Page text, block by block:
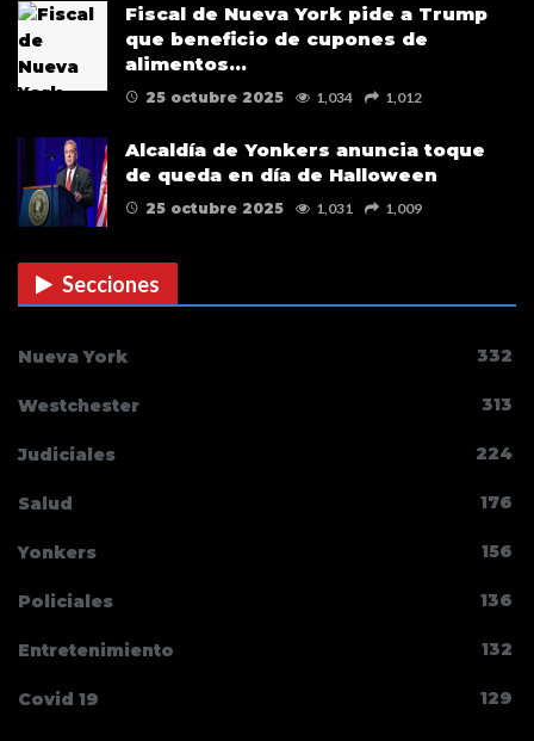
Fiscal de Nueva York pide a Trump
que beneficio de cupones de
alimentos…
25 octubre 2025 1,034 1,012
Alcaldía de Yonkers anuncia toque
de queda en día de Halloween
25 octubre 2025 1,031 1,009
Secciones
Nueva York 332
Westchester 313
Judiciales 224
Salud 176
Yonkers 156
Policiales 136
Entretenimiento 132
Covid 19 129